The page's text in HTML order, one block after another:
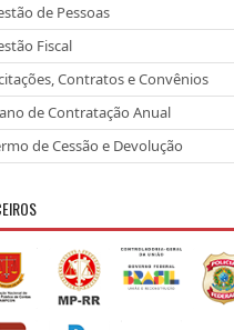
de Pessoas
Fiscal
Contratos e Convênios
de Contratação Anual
de Cessão e Devolução